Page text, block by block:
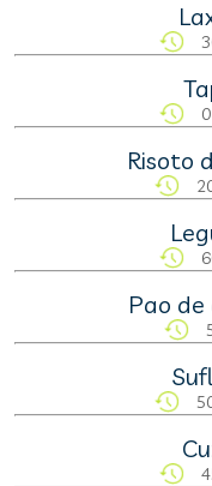
Risoto
Pao